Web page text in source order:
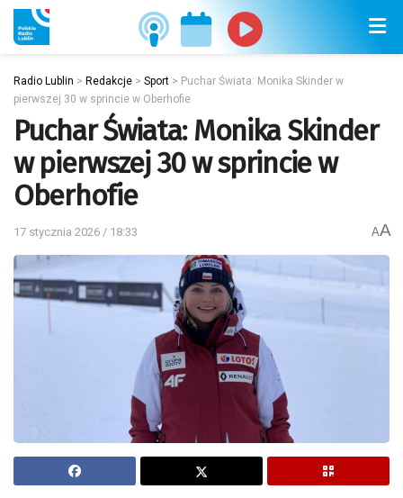
Radio Lublin > Redakcje > Sport > Puchar Świata: Monika Skinder w
pierwszej 30 w sprincie w Oberhofie
Puchar Świata: Monika Skinder
w pierwszej 30 w sprincie w
Oberhofie
17 stycznia 2026 / 18:33 AA